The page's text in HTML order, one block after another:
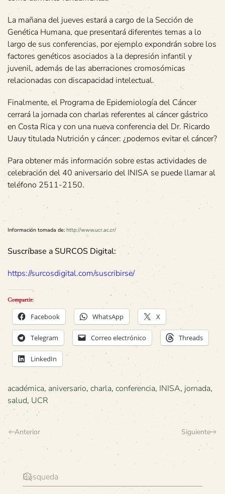
La mañana del jueves estará a cargo de la Sección de
Genética Humana, que presentará diferentes temas a lo
largo de sus conferencias, por ejemplo expondrán sobre los
factores genéticos asociados a la depresión infantil y
juvenil, además de las aberraciones cromosómicas
relacionadas con discapacidad intelectual.
Finalmente, el Programa de Epidemiología del Cáncer
cerrará la jornada con charlas referentes al cáncer gástrico
en Costa Rica y con una nueva conferencia del Dr. Ricardo
Uauy titulada Nutrición y cáncer: ¿podemos evitar el cáncer?
Para obtener más información sobre estas actividades de
celebración del 40 aniversario del INISA se puede llamar al
teléfono 2511-2150.
Información tomada de: http://www.ucr.ac.cr/
Suscríbase a SURCOS Digital:
https://surcosdigital.com/suscribirse/
Compartir:
Facebook WhatsApp X
Telegram Correo electrónico Threads
LinkedIn
académica, aniversario, charla, conferencia, INISA, jornada,
salud, UCR
Anterior Siguiente